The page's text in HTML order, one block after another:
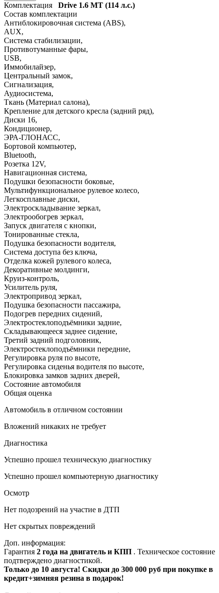
Комплектация Drive 1.6 MT (114 л.с.)
Состав комплектации
Антиблокировочная система (ABS),
AUX,
Система стабилизации,
Противотуманные фары,
USB,
Иммобилайзер,
Центральный замок,
Сигнализация,
Аудиосистема,
Ткань (Материал салона),
Крепление для детского кресла (задний ряд),
Диски 16,
Кондиционер,
ЭРА-ГЛОНАСС,
Бортовой компьютер,
Bluetooth,
Розетка 12V,
Навигационная система,
Подушки безопасности боковые,
Мультифункциональное рулевое колесо,
Легкосплавные диски,
Электроскладывание зеркал,
Электрообогрев зеркал,
Запуск двигателя с кнопки,
Тонированные стекла,
Подушка безопасности водителя,
Система доступа без ключа,
Отделка кожей рулевого колеса,
Декоративные молдинги,
Круиз-контроль,
Усилитель руля,
Электропривод зеркал,
Подушка безопасности пассажира,
Подогрев передних сидений,
Электростеклоподъёмники задние,
Складывающееся заднее сидение,
Третий задний подголовник,
Электростеклоподъёмники передние,
Регулировка руля по высоте,
Регулировка сиденья водителя по высоте,
Блокировка замков задних дверей,
Состояние автомобиля
Общая оценка
Автомобиль в отличном состоянии
Вложений никаких не требует
Диагностика
Успешно прошел техническую диагностику
Успешно прошел компьютерную диагностику
Осмотр
Нет подозрений на участие в ДТП
Нет скрытых повреждений
Доп. информация:
Гарантия 2 года на двигатель и КПП . Техническое состояние
подтверждено диагностикой.
Только до 10 августа! Скидки до 300 000 руб при покупке в
кредит+зимняя резина в подарок!